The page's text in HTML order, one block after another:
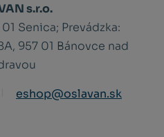
s.r.o.
Senica; Prevádzka:
957 01 Bánovce nad
eshop@oslavan.sk